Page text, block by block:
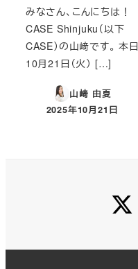
みなさん、こんにちは！
CASE Shinjuku（以下
CASE）の山﨑です。 本日
10月21日（火） […]
山﨑 由夏
投稿日
2025年10月21日